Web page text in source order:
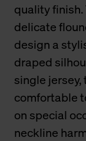
quality
delicate
design a
draped
single
comfortable
on special
neckline